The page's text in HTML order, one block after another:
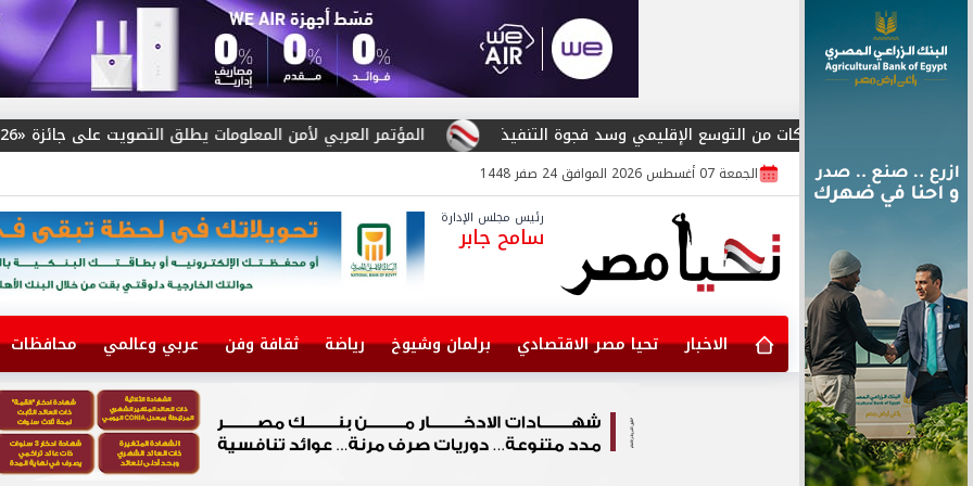
المؤتمر العربي لأمن المعلومات يطلق التصويت على جائزة «Arab Cybersecurity Social Media Influencer Award 2026» الشركات من التوسع الإقليمي وسد فجوة التنفيذ
الجمعة 07 أغسطس 2026 الموافق 24 صفر 1448
رئيس مجلس الإدارة
سامح جابر
الاخبار تحيا مصر الاقتصادي برلمان وشيوخ رياضة ثقافة وفن عربي وعالمي محافظات